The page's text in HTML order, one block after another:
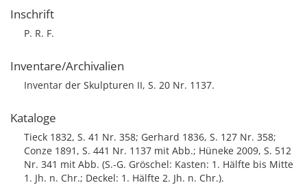
Inschrift
P. R. F.
Inventare/Archivalien
Inventar der Skulpturen II, S. 20 Nr. 1137.
Kataloge
Tieck 1832, S. 41 Nr. 358; Gerhard 1836, S. 127 Nr. 358;
Conze 1891, S. 441 Nr. 1137 mit Abb.; Hüneke 2009, S. 512
Nr. 341 mit Abb. (S.-G. Gröschel: Kasten: 1. Hälfte bis Mitte
1. Jh. n. Chr.; Deckel: 1. Hälfte 2. Jh. n. Chr.).